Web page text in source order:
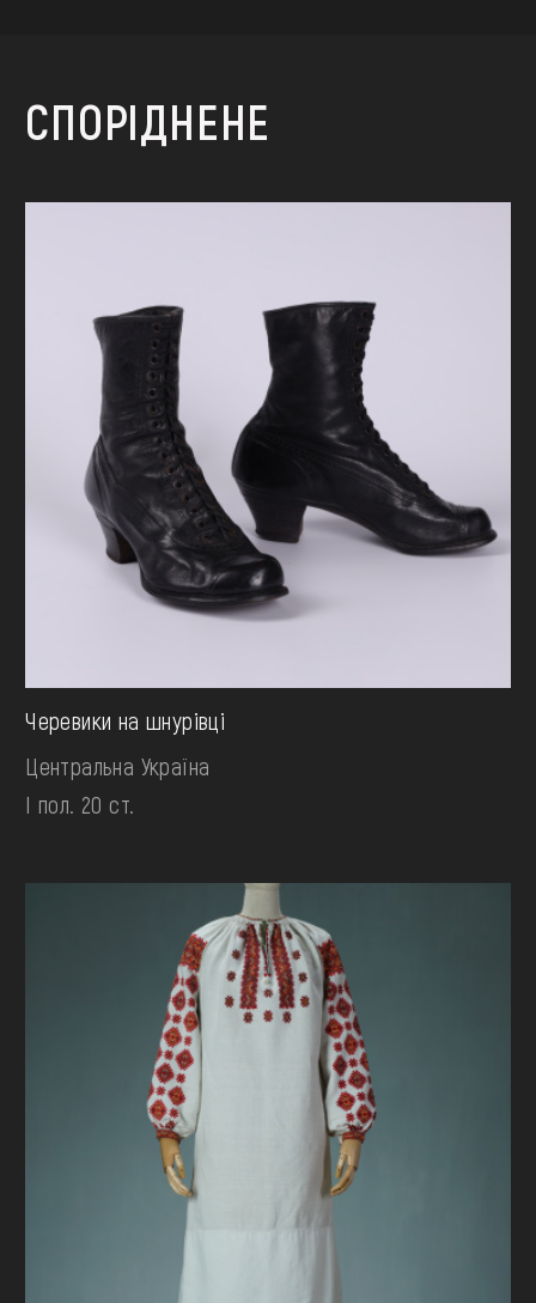
СПОРІДНЕНЕ
Черевики на шнурівці
Центральна Україна
І пол. 20 ст.